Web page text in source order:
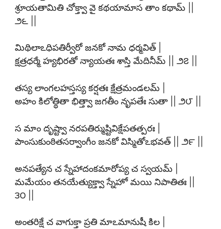
శ్రూయతామితి చోక్త్వా వై కథయామాస తాం కథామ్ ||
౨౬ ||
మిథిలాఽధిపతిర్వీరో జనకో నామ ధర్మవిత్ |
క్షత్రధర్మే హ్యభిరతో న్యాయతః శాస్తి మేదినీమ్ || ౨౭ ||
తస్య లాంగలహస్తస్య కర్షతః క్షేత్రమండలమ్ |
అహం కిలోత్థితా భిత్త్వా జగతీం నృపతేః సుతా || ౨౮ ||
స మాం దృష్ట్వా నరపతిర్ముష్టివిక్షేపతత్పరః |
పాంసుకుంఠితసర్వాంగీం జనకో విస్మితోఽభవత్ || ౨౯ ||
అనపత్యేన చ స్నేహాదంకమారోప్య చ స్వయమ్ |
మమేయం తనయేత్యుక్త్వా స్నేహో మయి నిపాతితః ||
౩౦ ||
అంతరిక్షే చ వాగుక్తా ప్రతి మాఽమానుషీ కిల |